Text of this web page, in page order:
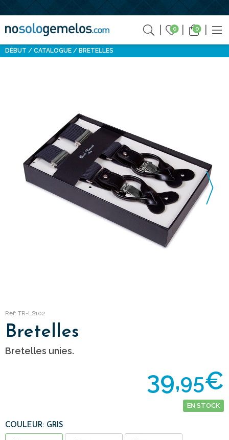
0 0
DÉBUT CATALOGUE BRETELLES
Ref: TR-LS102
Bretelles
Bretelles unies.
39,95€
EN STOCK
COULEUR: GRIS